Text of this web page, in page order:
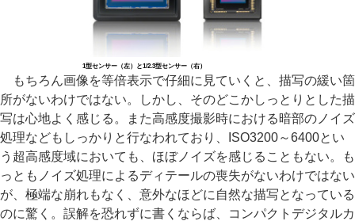
1型センサー（左）と1/2.3型センサー（右）
もちろん画像を等倍表示で仔細に見ていくと、描写の緩い箇
所がないわけではない。しかし、そのどこかしっとりとした描
写は心地よく感じる。また高感度撮影時における暗部のノイズ
処理などもしっかりと行なわれており、ISO3200～6400とい
う超高感度域においても、ほぼノイズを感じることもない。も
っともノイズ処理によるディテールの喪失がないわけではない
が、極端な崩れもなく、意外なほどに自然な描写となっている
のに驚く。誤解を恐れずに書くならば、コンパクトデジタルカ